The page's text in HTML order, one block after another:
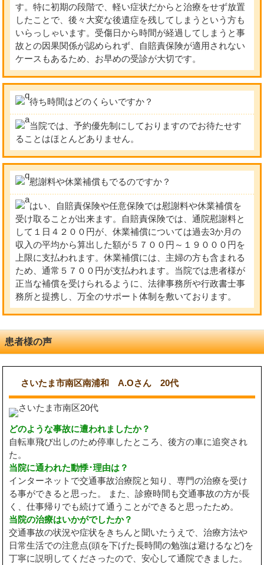
す。特に初期の段階で、軽い症状だからと治療をせず放置
したことで、後々大変な後遺症を残してしまうという方も
いらっしゃいます。受傷日から時間が経過してしまうと事
故との因果関係が認められず、自賠責保険が適用されない
ケースもあるため、お早めの受診が大切です。
待ち時間はどのくらいですか？
当院では、予約優先制にしておりますのでお待たせす
ることはほとんどありません。
慰謝料や休業補償もでるのですか？
はい、自賠責保険や任意保険では慰謝料や休業補償を
受け取ることが出来ます。自賠責保険では、通院慰謝料と
して１日４２００円が、休業補償については過去3か月の
収入の平均から算出した額が５７００円～１９０００円を
上限に支払われます。休業補償には、主婦の方も含まれる
ため、通常５７００円が支払われます。当院では患者様が
正当な補償を受けられるように、法律事務所や行政書士事
務所と提携し、万全のサポート体制を敷いております。
患者様の声
さいたま市南区南浦和 A.Oさん 20代
どのような事故に遭われましたか？
自転車飛び出しのため停車したところ、後方の車に追突され
た。
当院に通われた動悸･理由は？
インターネットで交通事故治療院と知り、専門の治療を受け
る事ができると思った。 また、診療時間も交通事故の方が長
く、仕事帰りでも続けて通うことができると思ったため。
当院の治療はいかがでしたか？
交通事故の状況や症状をきちんと聞いたうえで、治療方法や
日常生活での注意点(頭を下げた長時間の勉強は避けるなど)を
丁寧に説明してくださったので、安心して通院できました。